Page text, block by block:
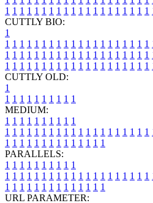
1 1 1 1 1 1 1 1 1 1 1 1 1 1 1 1 1 1 1 1
CUTTLY BIO:
1
1 1 1 1 1 1 1 1 1 1 1 1 1 1 1 1 1 1 1 1
1 1 1 1 1 1 1 1 1 1 1 1 1 1 1 1 1 1 1 1
1 1 1 1 1 1 1 1 1 1 1 1 1 1 1 1 1 1 1 1
CUTTLY OLD:
1
1 1 1 1 1 1 1 1 1 1
MEDIUM:
1 1 1 1 1 1 1 1 1 1
1 1 1 1 1 1 1 1 1 1 1 1 1 1 1 1 1 1 1 1
1 1 1 1 1 1 1 1 1 1 1 1 1 1
PARALLELS:
1 1 1 1 1 1 1 1 1 1
1 1 1 1 1 1 1 1 1 1 1 1 1 1 1 1 1 1 1 1
1 1 1 1 1 1 1 1 1 1 1 1 1 1
URL PARAMETER: